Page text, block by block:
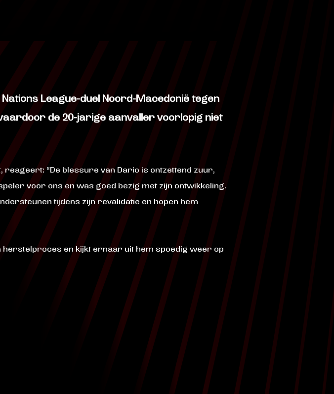
League-duel Noord-Macedonië tegen
de 20-jarige aanvaller voorlopig niet
“De blessure van Dario is ontzettend zuur,
voor ons en was goed bezig met zijn ontwikkeling.
tijdens zijn revalidatie en hopen hem
herstelproces en kijkt ernaar uit hem spoedig weer op